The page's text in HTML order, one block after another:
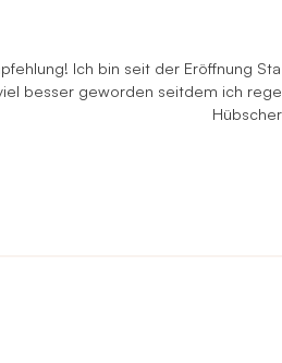
Ich bin seit der Eröffnung
besser geworden seitdem ich